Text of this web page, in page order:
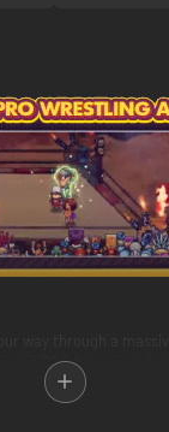
and RPG fantasy collide.